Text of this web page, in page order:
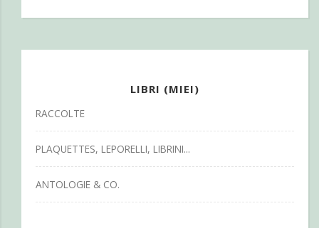
LIBRI (MIEI)
RACCOLTE
PLAQUETTES, LEPORELLI, LIBRINI...
ANTOLOGIE & CO.